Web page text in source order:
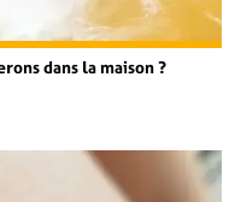
dans la maison ?